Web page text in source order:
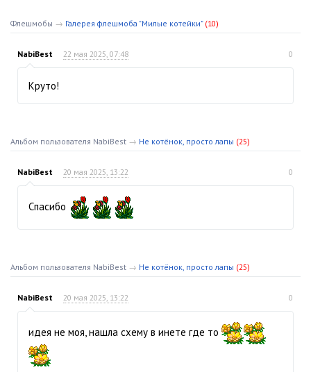
Флешмобы → Галерея флешмоба "Милые котейки" (10)
NabiBest 22 мая 2025, 07:48 0
Круто!
Альбом пользователя NabiBest → Не котёнок, просто лапы (25)
NabiBest 20 мая 2025, 13:22 0
Спасибо
Альбом пользователя NabiBest → Не котёнок, просто лапы (25)
NabiBest 20 мая 2025, 13:22 0
идея не моя, нашла схему в инете где то